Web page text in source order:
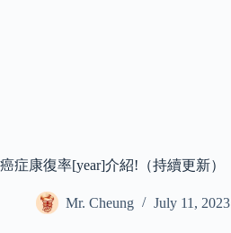
癌症康復率[year]介紹!（持續更新）
Mr. Cheung July 11, 2023